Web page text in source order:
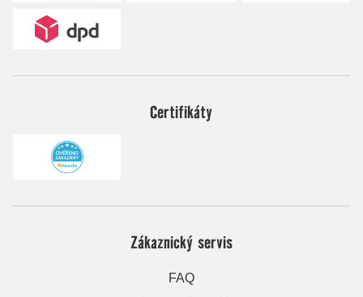
Certifikáty
Zákaznický servis
FAQ